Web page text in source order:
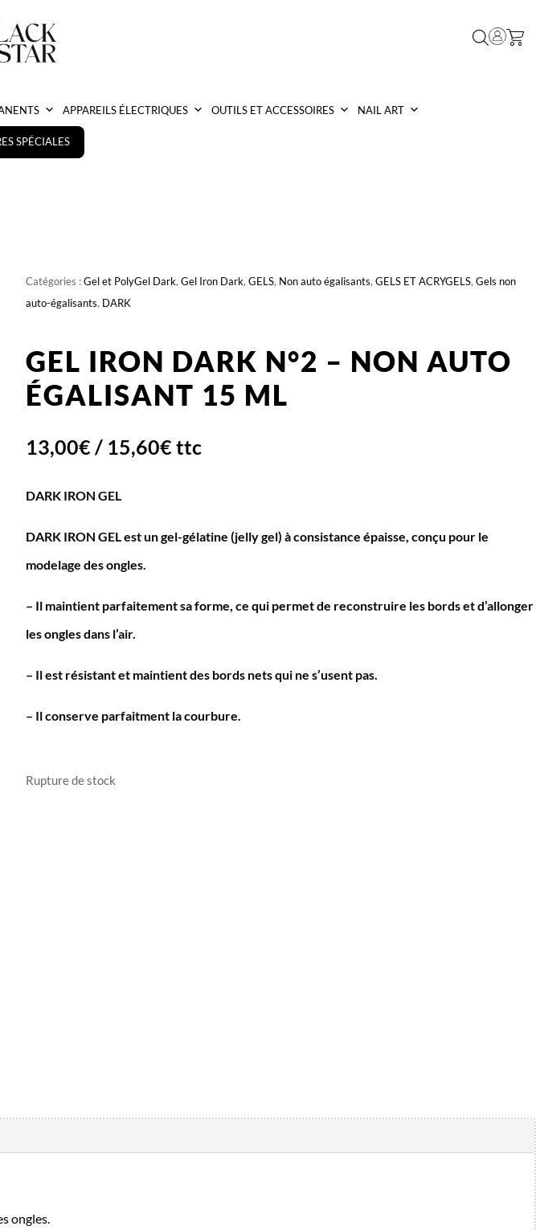
APPAREILS ÉLECTRIQUES OUTILS ET ACCESSOIRES NAIL ART
SPÉCIALES
Catégories :Gel et PolyGel Dark, Gel Iron Dark, GELS, Non auto égalisants, GELS ET ACRYGELS, Gels non
auto-égalisants, DARK
GEL IRON DARK N°2 – NON AUTO
ÉGALISANT 15 ML
13,00€ / 15,60€ ttc
DARK IRON GEL
DARK IRON GEL est un gel-gélatine (jelly gel) à consistance épaisse, conçu pour le
modelage des ongles.
– Il maintient parfaitement sa forme, ce qui permet de reconstruire les bords et d’allonger
les ongles dans l’air.
– Il est résistant et maintient des bords nets qui ne s’usent pas.
– Il conserve parfaitment la courbure.
Rupture de stock
ongles.